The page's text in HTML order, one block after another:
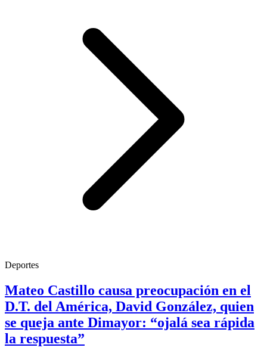
Deportes
Mateo Castillo causa preocupación en el
D.T. del América, David González, quien
se queja ante Dimayor: “ojalá sea rápida
la respuesta”